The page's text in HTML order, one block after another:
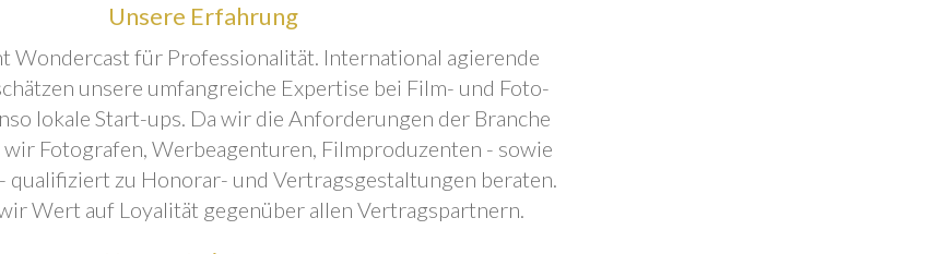
Unsere Erfahrung
Wondercast für Professionalität. International agierende
unsere umfangreiche Expertise bei Film- und Foto-
lokale Start-ups. Da wir die Anforderungen der Branche
wir Fotografen, Werbeagenturen, Filmproduzenten - sowie
qualifiziert zu Honorar- und Vertragsgestaltungen beraten.
Wert auf Loyalität gegenüber allen Vertragspartnern.